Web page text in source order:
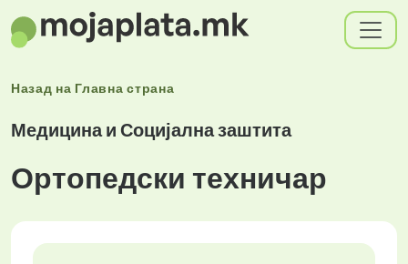
Назад на Главна страна
Медицина и Социјална заштита
Ортопедски техничар